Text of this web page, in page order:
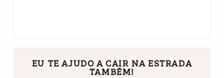
EU TE AJUDO A CAIR NA ESTRADA
TAMBÉM!